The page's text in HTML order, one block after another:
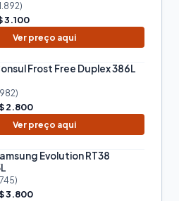
3.100
Ver preço aqui
Frost Free Duplex 386L
2.800
Ver preço aqui
Evolution RT38
3.800